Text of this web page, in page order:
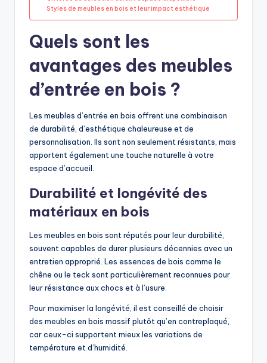
Styles de meubles en bois et leur impact esthétique
Quels sont les
avantages des meubles
d’entrée en bois ?
Les meubles d’entrée en bois offrent une combinaison
de durabilité, d’esthétique chaleureuse et de
personnalisation. Ils sont non seulement résistants, mais
apportent également une touche naturelle à votre
espace d’accueil.
Durabilité et longévité des
matériaux en bois
Les meubles en bois sont réputés pour leur durabilité,
souvent capables de durer plusieurs décennies avec un
entretien approprié. Les essences de bois comme le
chêne ou le teck sont particulièrement reconnues pour
leur résistance aux chocs et à l’usure.
Pour maximiser la longévité, il est conseillé de choisir
des meubles en bois massif plutôt qu’en contreplaqué,
car ceux-ci supportent mieux les variations de
température et d’humidité.